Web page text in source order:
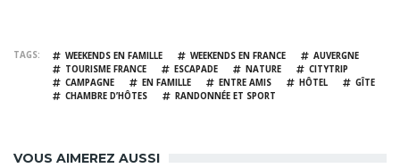
TAGS WEEKENDS EN FAMILLE WEEKENDS EN FRANCE
AUVERGNE
TOURISME FRANCE
ESCAPADE NATURE
CITYTRIP
CAMPAGNE
EN FAMILLE ENTRE AMIS HÔTEL
GÎTE
CHAMBRE D’HÔTES
RANDONNÉE ET SPORT
VOUS AIMEREZ AUSSI